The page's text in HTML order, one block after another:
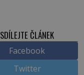
SDÍLEJTE ČLÁNEK
Facebook
Twitter